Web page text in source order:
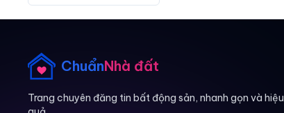
ChuẩnNhà đất
Trang chuyên đăng tin bất động sản, nhanh gọn và hiệu